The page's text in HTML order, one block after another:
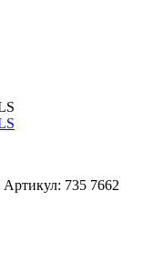
Артикул: 735 7662